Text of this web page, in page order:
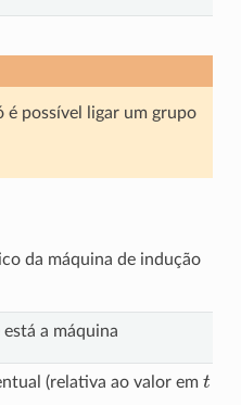
é possível ligar um grupo
da máquina de indução
está a máquina
(relativa ao valor em t